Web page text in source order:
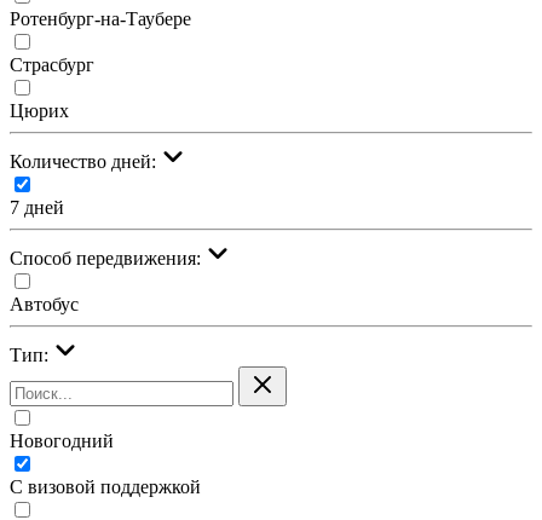
Ротенбург-на-Таубере
Страсбург
Цюрих
Количество дней:
7 дней
Cпособ передвижения:
Автобус
Тип:
Новогодний
С визовой поддержкой